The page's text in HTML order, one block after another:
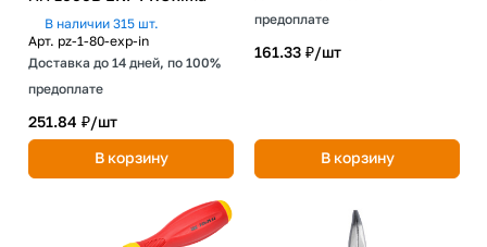
В наличии 315 шт.
Арт. pz-1-80-exp-in
Доставка до 14 дней, по 100%
предоплате
251.84 ₽/шт
В корзину
предоплате
161.33 ₽/шт
В корзину